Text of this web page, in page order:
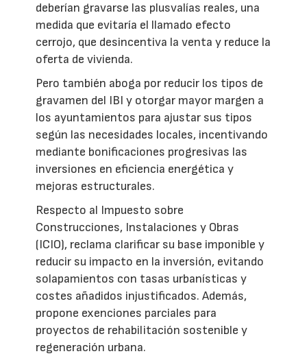
deberían gravarse las plusvalías reales, una
medida que evitaría el llamado efecto
cerrojo, que desincentiva la venta y reduce la
oferta de vivienda.
Pero también aboga por reducir los tipos de
gravamen del IBI y otorgar mayor margen a
los ayuntamientos para ajustar sus tipos
según las necesidades locales, incentivando
mediante bonificaciones progresivas las
inversiones en eficiencia energética y
mejoras estructurales.
Respecto al Impuesto sobre
Construcciones, Instalaciones y Obras
(ICIO), reclama clarificar su base imponible y
reducir su impacto en la inversión, evitando
solapamientos con tasas urbanísticas y
costes añadidos injustificados. Además,
propone exenciones parciales para
proyectos de rehabilitación sostenible y
regeneración urbana.